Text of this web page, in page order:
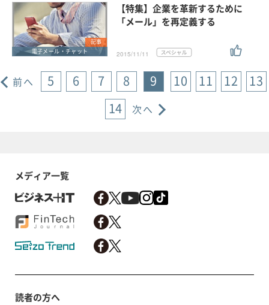
記事
電子メール・チャット
【特集】企業を革新するために
「メール」を再定義する
2015/11/11
前へ 5 6 7 8 9 10 11 12
13
14
次へ
メディア一覧
読者の方へ